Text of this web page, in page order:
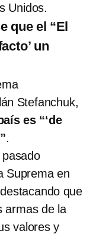
Unidos.
que el “El
un
Stefanchuk,
es “‘de
.
Suprema en
que
armas de la
valores y